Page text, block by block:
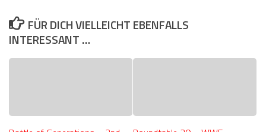
FÜR DICH VIELLEICHT EBENFALLS
INTERESSANT …